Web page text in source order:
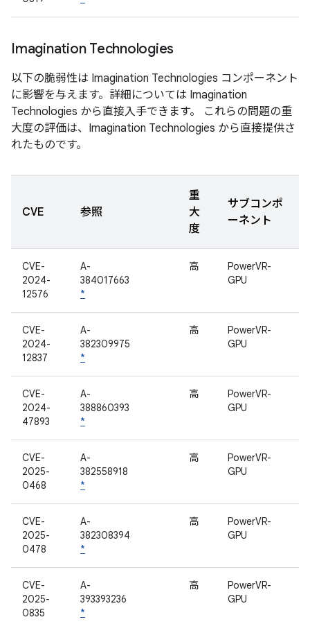
Imagination Technologies
以下の脆弱性は Imagination Technologies コンポーネント
に影響を与えます。詳細については Imagination
Technologies から直接入手できます。 これらの問題の重
大度の評価は、Imagination Technologies から直接提供さ
れたものです。
CVE 参照
重
大
度
サブコンポ
ーネント
CVE-
2024-
12576
A-
384017663
*
高
PowerVR-
GPU
CVE-
2024-
12837
A-
382309975
*
高
PowerVR-
GPU
CVE-
2024-
47893
A-
388860393
*
高
PowerVR-
GPU
CVE-
2025-
0468
A-
382558918
*
高
PowerVR-
GPU
CVE-
2025-
0478
A-
382308394
*
高
PowerVR-
GPU
CVE-
2025-
0835
A-
393393236
*
高
PowerVR-
GPU